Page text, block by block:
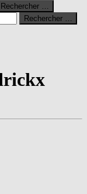
Rechercher …
Rechercher …